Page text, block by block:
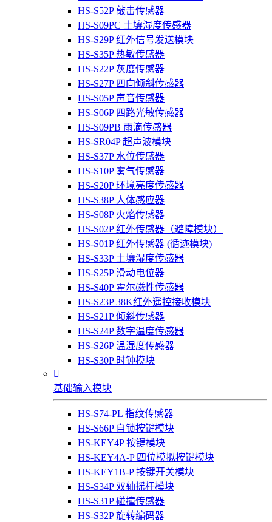
HS-S52P 敲击传感器
HS-S09PC 土壤湿度传感器
HS-S29P 红外信号发送模块
HS-S35P 热敏传感器
HS-S22P 灰度传感器
HS-S27P 四向倾斜传感器
HS-S05P 声音传感器
HS-S06P 四路光敏传感器
HS-S09PB 雨滴传感器
HS-SR04P 超声波模块
HS-S37P 水位传感器
HS-S10P 雾气传感器
HS-S20P 环境亮度传感器
HS-S38P 人体感应器
HS-S08P 火焰传感器
HS-S02P 红外传感器（避障模块）
HS-S01P 红外传感器 (循迹模块)
HS-S33P 土壤湿度传感器
HS-S25P 滑动电位器
HS-S40P 霍尔磁性传感器
HS-S23P 38K红外遥控接收模块
HS-S21P 倾斜传感器
HS-S24P 数字温度传感器
HS-S26P 温湿度传感器
HS-S30P 时钟模块

基础输入模块
HS-S74-PL 指纹传感器
HS-S66P 自锁按键模块
HS-KEY4P 按键模块
HS-KEY4A-P 四位模拟按键模块
HS-KEY1B-P 按键开关模块
HS-S34P 双轴摇杆模块
HS-S31P 碰撞传感器
HS-S32P 旋转编码器